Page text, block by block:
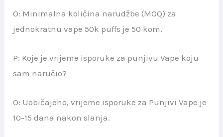
O: Minimalna količina narudžbe (MOQ) za
jednokratnu vape 50k puffs je 50 kom.
P: Koje je vrijeme isporuke za punjivu Vape koju
sam naručio?
O: Uobičajeno, vrijeme isporuke za Punjivi Vape je
10-15 dana nakon slanja.